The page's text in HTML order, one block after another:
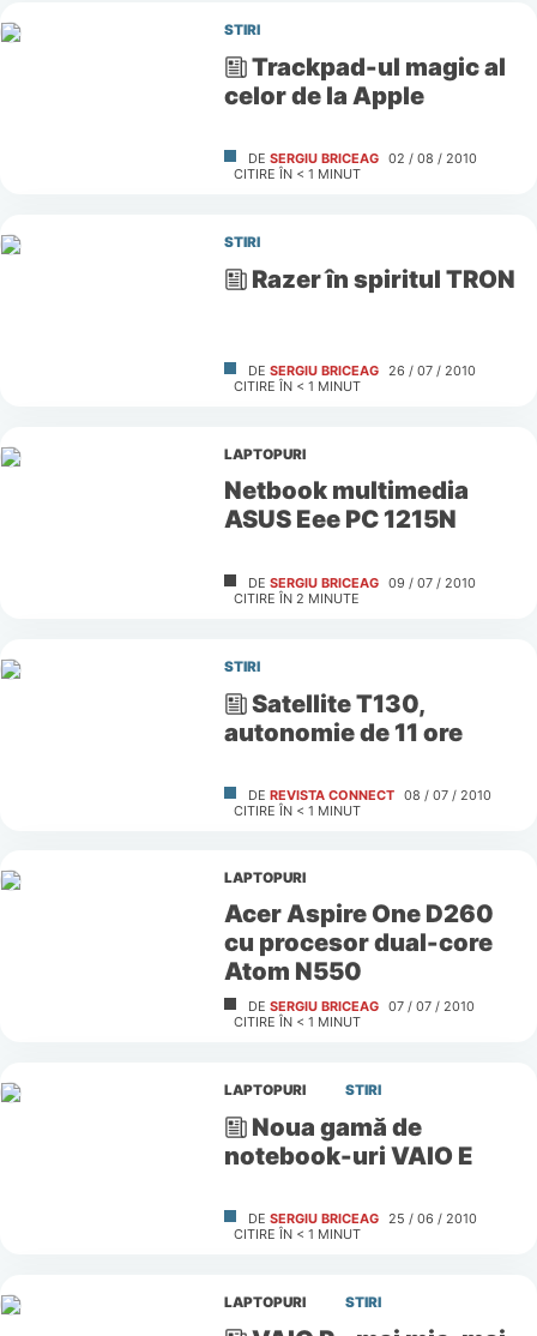
STIRI
Trackpad-ul magic al
celor de la Apple
DE SERGIU BRICEAG 02 / 08 / 2010
CITIRE ÎN < 1 MINUT
STIRI
Razer în spiritul TRON
DE SERGIU BRICEAG 26 / 07 / 2010
CITIRE ÎN < 1 MINUT
LAPTOPURI
Netbook multimedia
ASUS Eee PC 1215N
DE SERGIU BRICEAG 09 / 07 / 2010
CITIRE ÎN 2 MINUTE
STIRI
Satellite T130,
autonomie de 11 ore
DE REVISTA CONNECT 08 / 07 / 2010
CITIRE ÎN < 1 MINUT
LAPTOPURI
Acer Aspire One D260
cu procesor dual-core
Atom N550
DE SERGIU BRICEAG 07 / 07 / 2010
CITIRE ÎN < 1 MINUT
LAPTOPURI STIRI
Noua gamă de
notebook-uri VAIO E
DE SERGIU BRICEAG 25 / 06 / 2010
CITIRE ÎN < 1 MINUT
LAPTOPURI STIRI